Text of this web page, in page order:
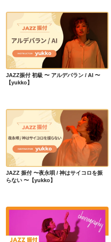
JAZZ振付 初級 〜 アルデバラン / AI 〜【yukko】
JAZZ振付 初級 〜 アルデバラン / AI 〜
【yukko】
JAZZ 振付 〜夜永唄 / 神はサイコロを振らない 〜【yukko】
JAZZ 振付 〜夜永唄 / 神はサイコロを振
らない 〜【yukko】